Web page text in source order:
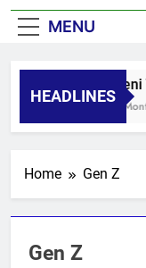
MENU
HEADLINES
8
Home Gen Z
Gen Z